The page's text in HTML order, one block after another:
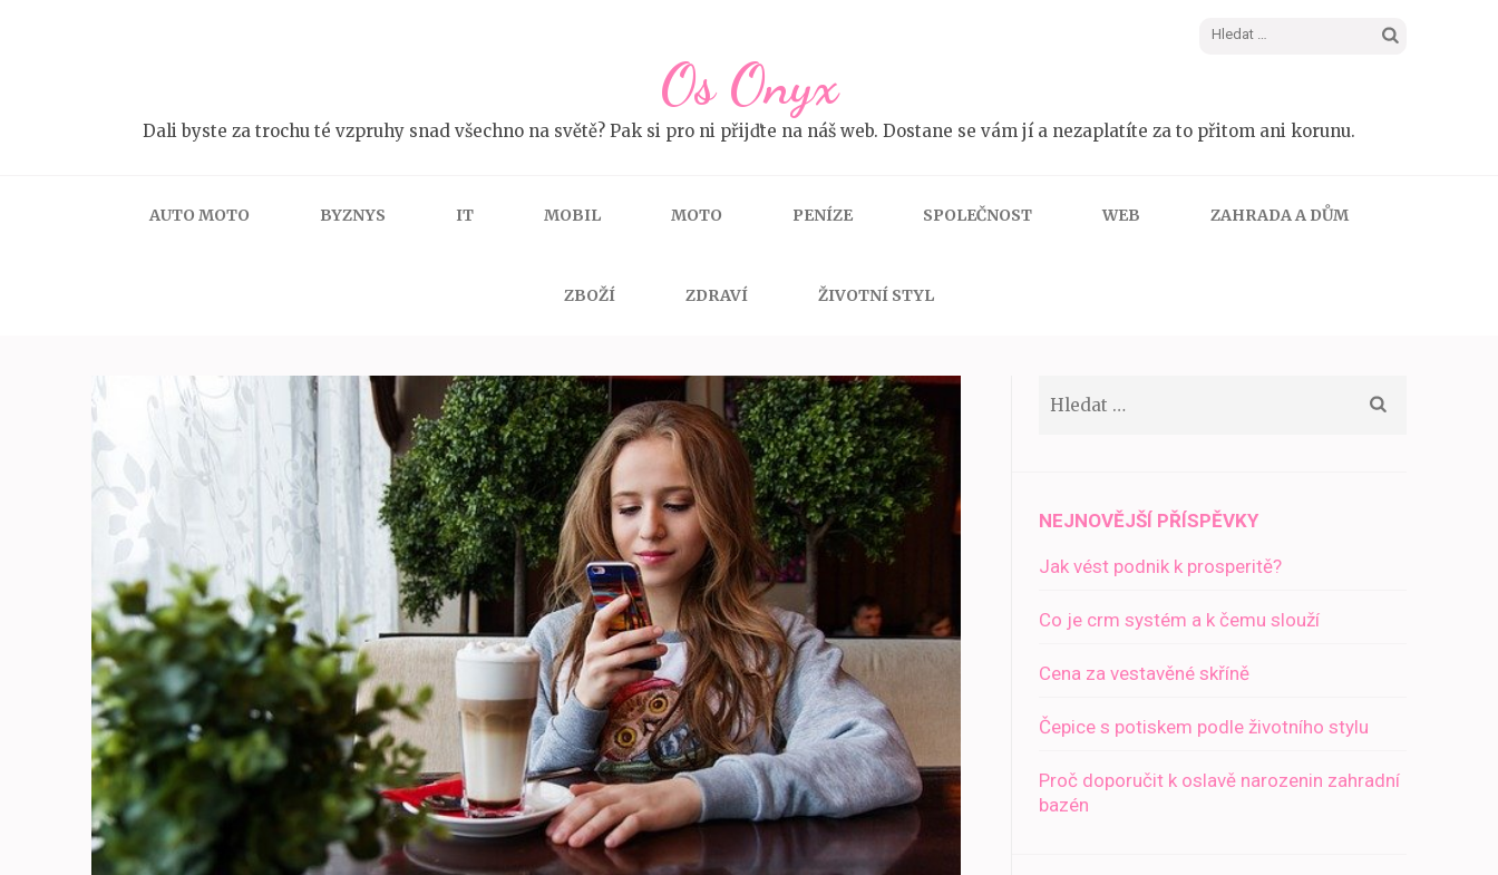
Vyhledávání
Os Onyx
Dali byste za trochu té vzpruhy snad všechno na světě? Pak si pro ni přijďte na náš web. Dostane se vám jí a nezaplatíte za to přitom ani korunu.
AUTO MOTO BYZNYS IT MOBIL MOTO PENÍZE SPOLEČNOST WEB ZAHRADA A DŮM
ZBOŽÍ ZDRAVÍ ŽIVOTNÍ STYL
NEJNOVĚJŠÍ PŘÍSPĚVKY
Jak vést podnik k prosperitě?
Co je crm systém a k čemu slouží
Cena za vestavěné skříně
Čepice s potiskem podle životního stylu
Proč doporučit k oslavě narozenin zahradní
bazén